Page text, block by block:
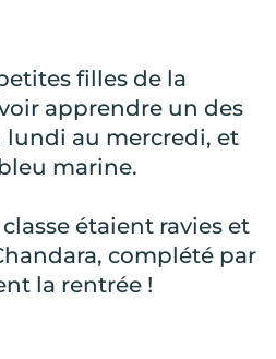
filles de la
apprendre un des
lundi au mercredi, et
marine.
étaient ravies et
complété par
la rentrée !